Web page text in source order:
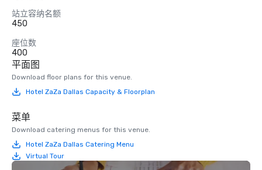
站立容纳名额
450
座位数
400
平面图
Download floor plans for this venue.
Hotel ZaZa Dallas Capacity & Floorplan
菜单
Download catering menus for this venue.
Hotel ZaZa Dallas Catering Menu
Virtual Tour